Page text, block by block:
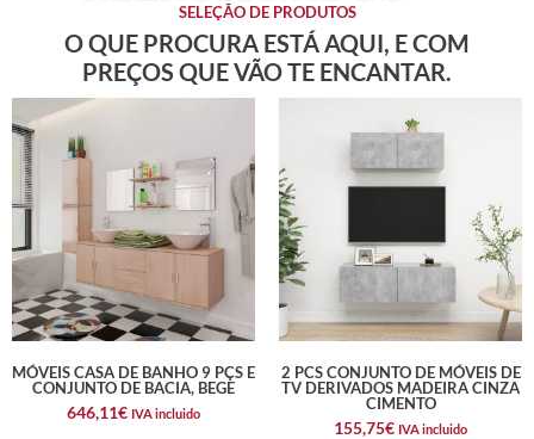
SELEÇÃO DE PRODUTOS
O QUE PROCURA ESTÁ AQUI, E COM
PREÇOS QUE VÃO TE ENCANTAR.
MÓVEIS CASA DE BANHO 9 PÇS E
CONJUNTO DE BACIA, BEGE
646,11€ IVA incluido
2 PCS CONJUNTO DE MÓVEIS DE
TV DERIVADOS MADEIRA CINZA
CIMENTO
155,75€ IVA incluido